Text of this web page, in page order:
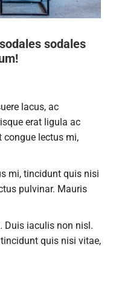
sodales
lacus, ac
erat ligula ac
congue lectus mi,
mi, tincidunt quis nisi
pulvinar. Mauris
Duis iaculis non nisl.
quis nisi vitae,